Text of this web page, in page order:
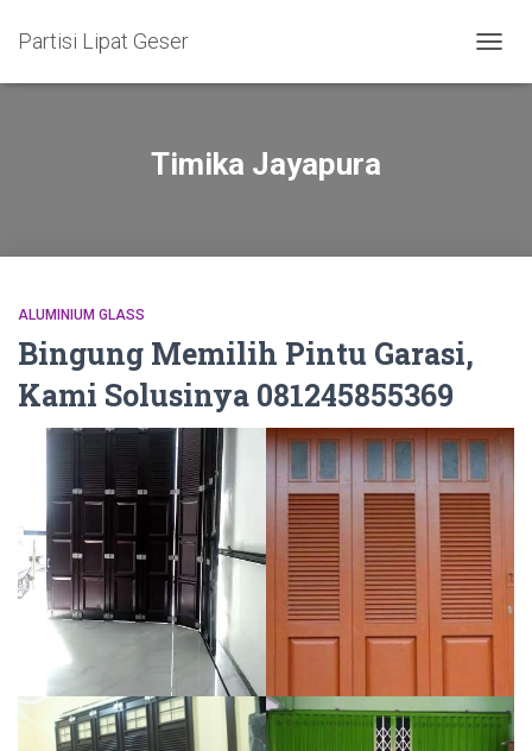
Partisi Lipat Geser
Timika Jayapura
ALUMINIUM GLASS
Bingung Memilih Pintu Garasi,
Kami Solusinya 081245855369